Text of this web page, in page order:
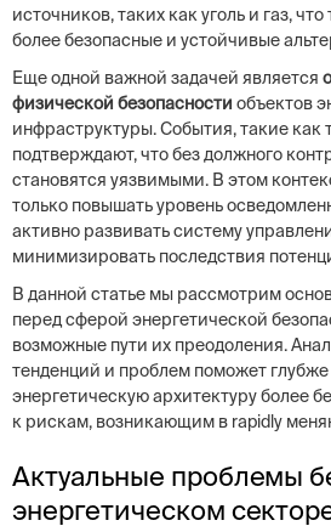
источников, таких как уголь и газ,
более безопасные и устойчивые
Еще одной важной задачей является
физической безопасности объектов
инфраструктуры. События, такие как
подтверждают, что без должного
становятся уязвимыми. В этом
только повышать уровень
активно развивать систему
минимизировать последствия
В данной статье мы рассмотрим
перед сферой энергетической
возможные пути их преодоления.
тенденций и проблем поможет глубже
энергетическую архитектуру более
к рискам, возникающим в rapidly
Актуальные проблемы
энергетическом